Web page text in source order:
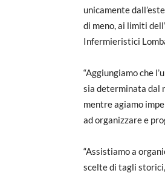
unicamente
di meno, ai limiti
Infermieristici
“Aggiungiamo che
sia determinata dal
mentre agiamo
ad organizzare e
“Assistiamo a
scelte di tagli